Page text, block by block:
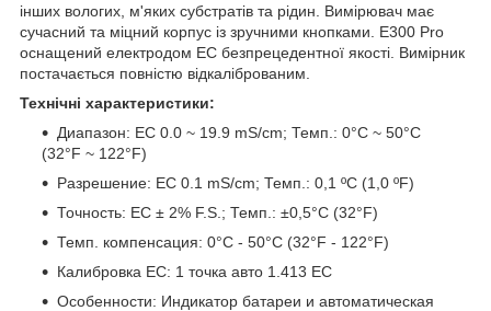
інших вологих, м'яких субстратів та рідин. Вимірювач має
сучасний та міцний корпус із зручними кнопками. E300 Pro
оснащений електродом EC безпрецедентної якості. Вимірник
постачається повністю відкаліброваним.
Технічні характеристики:
Диапазон: EC 0.0 ~ 19.9 mS/cm; Темп.: 0°C ~ 50°C
(32°F ~ 122°F)
Разрешение: EC 0.1 mS/cm; Темп.: 0,1 ºC (1,0 ºF)
Точность: EC ± 2% F.S.; Темп.: ±0,5°C (32°F)
Темп. компенсация: 0°C - 50°C (32°F - 122°F)
Калибровка EC: 1 точка авто 1.413 EC
Особенности: Индикатор батареи и автоматическая